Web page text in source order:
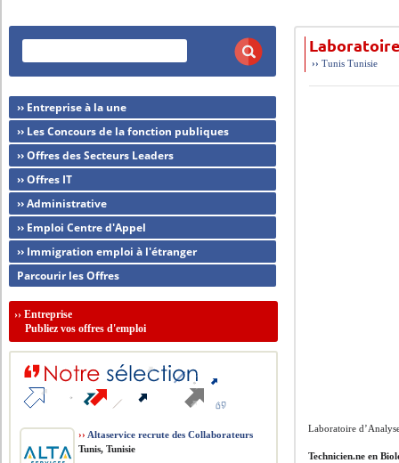
››Tunis Tunisie
Laboratoire
Technicien.ne en
›› Entreprise à la une
›› Les Concours de la fonction publiques
›› Offres des Secteurs Leaders
›› Offres IT
›› Administrative
›› Emploi Centre d'Appel
›› Immigration emploi à l'étranger
Parcourir les Offres
››Entreprise
Publiez vos offres d'emploi
›› Altaservice recrute des Collaborateurs
Tunis, Tunisie